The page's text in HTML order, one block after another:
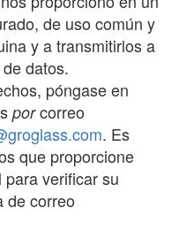
de uso común y
y a transmitirlos a
datos.
póngase en
porcorreo
. Es
que proporcione
verificar su
de correo